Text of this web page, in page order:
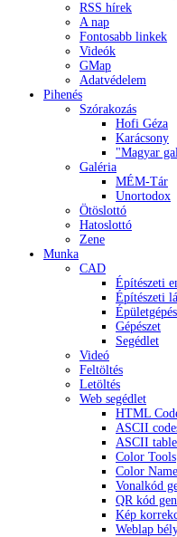
RSS hírek
A nap
Fontosabb linkek
Videók
GMap
Adatvédelem
Pihenés
Szórakozás
Hofi Géza
Karácsony
"Magyar
Galéria
MÉM-Tár
Unortodox
Ötöslottó
Hatoslottó
Zene
Munka
CAD
Építészeti
Építészeti
Gépészet
Segédlet
Videó
Feltöltés
Letöltés
Web segédlet
HTML
ASCII
ASCII
Color Tools
Color
Vonalkód
QR kód
Kép
Weblap